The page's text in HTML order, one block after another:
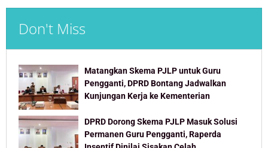
Don't Miss
Matangkan Skema PJLP untuk Guru
Pengganti, DPRD Bontang Jadwalkan
Kunjungan Kerja ke Kementerian
DPRD Dorong Skema PJLP Masuk Solusi
Permanen Guru Pengganti, Raperda